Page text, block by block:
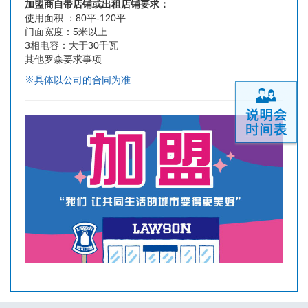
加盟商自带店铺或出租店铺要求：
使用面积 ：80平-120平
门面宽度：5米以上
3相电容：大于30千瓦
其他罗森要求事项
※具体以公司的合同为准